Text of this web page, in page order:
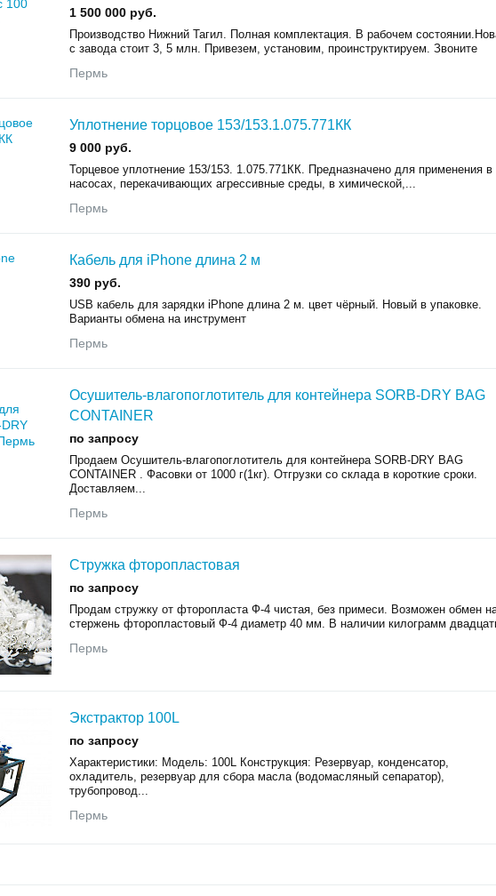
1 500 000 руб.
Производство Нижний Тагил. Полная комплектация. В рабочем
с завода стоит 3, 5 млн. Привезем, установим, проинструктируем. Звоните
Пермь
Уплотнение торцовое 153/153.1.075.771КК
9 000 руб.
Торцевое уплотнение 153/153. 1.075.771КК. Предназначено для применения в
насосах, перекачивающих агрессивные среды, в химической,...
Пермь
Кабель для iPhone длина 2 м
390 руб.
USB кабель для зарядки iPhone длина 2 м. цвет чёрный. Новый в упаковке.
Варианты обмена на инструмент
Пермь
Осушитель-влагопоглотитель для контейнера SORB-DRY BAG
CONTAINER
по запросу
Продаем Осушитель-влагопоглотитель для контейнера SORB-DRY BAG
CONTAINER . Фасовки от 1000 г(1кг). Отгрузки со склада в короткие сроки.
Доставляем...
Пермь
Стружка фторопластовая
по запросу
Продам стружку от фторопласта Ф-4 чистая, без примеси. Возможен обмен
стержень фторопластовый Ф-4 диаметр 40 мм. В наличии килограмм
Пермь
Экстрактор 100L
по запросу
Характеристики: Модель: 100L Конструкция: Резервуар, конденсатор,
охладитель, резервуар для сбора масла (водомасляный сепаратор),
трубопровод...
Пермь